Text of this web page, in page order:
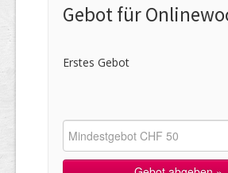
Gebot für
Erstes Gebot